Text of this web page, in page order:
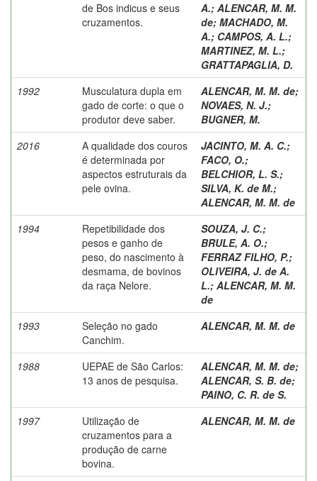
de Bos indicus e seus
cruzamentos.
A.; ALENCAR, M. M.
de; MACHADO, M.
A.; CAMPOS, A. L.;
MARTINEZ, M. L.;
GRATTAPAGLIA, D.
1992
Musculatura dupla em
gado de corte: o que o
produtor deve saber.
ALENCAR, M. M. de;
NOVAES, N. J.;
BUGNER, M.
2016
A qualidade dos couros
é determinada por
aspectos estruturais da
pele ovina.
JACINTO, M. A. C.;
FACO, O.;
BELCHIOR, L. S.;
SILVA, K. de M.;
ALENCAR, M. M. de
1994
Repetibilidade dos
pesos e ganho de
peso, do nascimento à
desmama, de bovinos
da raça Nelore.
SOUZA, J. C.;
BRULE, A. O.;
FERRAZ FILHO, P.;
OLIVEIRA, J. de A.
L.; ALENCAR, M. M.
de
1993
Seleção no gado
Canchim.
ALENCAR, M. M. de
1988
UEPAE de São Carlos:
13 anos de pesquisa.
ALENCAR, M. M. de;
ALENCAR, S. B. de;
PAINO, C. R. de S.
1997
Utilização de
cruzamentos para a
produção de carne
bovina.
ALENCAR, M. M. de